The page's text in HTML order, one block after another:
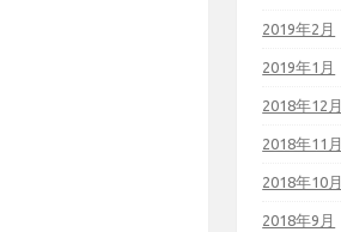
2019年2月
2019年1月
2018年12月
2018年11月
2018年10月
2018年9月